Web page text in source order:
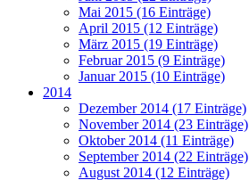
Mai 2015 (16 Einträge)
April 2015 (12 Einträge)
März 2015 (19 Einträge)
Februar 2015 (9 Einträge)
Januar 2015 (10 Einträge)
2014
Dezember 2014 (17 Einträge)
November 2014 (23 Einträge)
Oktober 2014 (11 Einträge)
September 2014 (22 Einträge)
August 2014 (12 Einträge)